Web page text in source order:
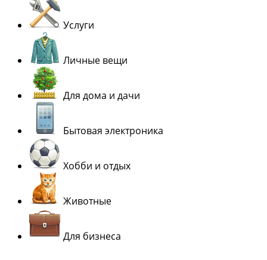
Услуги
Личные вещи
Для дома и дачи
Бытовая электроника
Хобби и отдых
Животные
Для бизнеса